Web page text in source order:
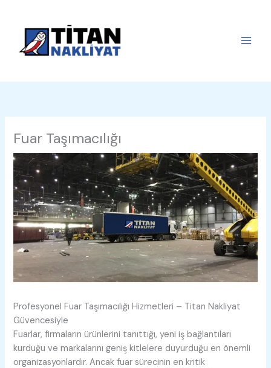
Fuar Taşımacılığı
Profesyonel Fuar Taşımacılığı Hizmetleri – Titan Nakliyat
Güvencesiyle
Fuarlar, firmaların ürünlerini tanıttığı, yeni iş bağlantıları
kurduğu ve markalarını geniş kitlelere duyurduğu en önemli
organizasyonlardır. Ancak fuar sürecinin en kritik